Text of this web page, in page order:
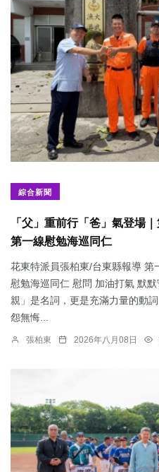
綜合新聞
「父」重前行「爸」氣登場
第一線慰勉海巡同仁
花東特派員張柏東/台東縣報導 第
慰勉海巡同仁 慰問 加油打氣 默
親」是名詞，更是充滿力量的動
怨無悔...
張柏東 2026年八月08日